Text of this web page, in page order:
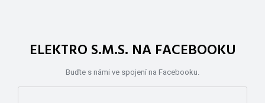
ELEKTRO S.M.S. NA FACEBOOKU
Buďte s námi ve spojení na Facebooku.